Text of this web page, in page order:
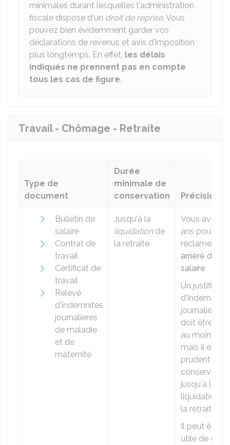
minimales durant lesquelles l'administration
fiscale dispose d'un droit de reprise. Vous
pouvez bien évidemment garder vos
déclarations de revenus et avis d'imposition
plus longtemps. En effet, les délais
indiqués ne prennent pas en compte
tous les cas de figure.
Travail - Chômage - Retraite
Type de
document
Durée
minimale de
conservation
Précisions
Bulletin de
salaire
Contrat de
travail
Certificat de
travail
Relevé
d'indemnités
journalières
de maladie
et de
maternité
Jusqu'à la
liquidationde
la retraite
Vous avez 3
ans pour
réclamer un
arriéré de
salaire
Un justificatif
d'indemnités
journalières
doit être
au moins 2
mais il est
prudent de
conserver
jusqu'à la
liquidation
la retraite
Il peut être
utile de